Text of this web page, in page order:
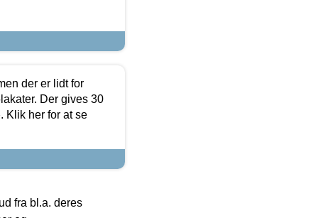
der er lidt for
Der gives 30
Klik her for at se
fra bl.a. deres